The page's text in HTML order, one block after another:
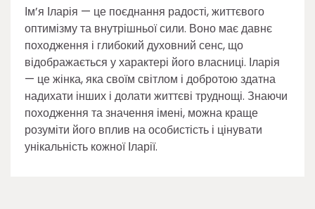
Ім’я Іларія — це поєднання радості, життєвого
оптимізму та внутрішньої сили. Воно має давнє
походження і глибокий духовний сенс, що
відображається у характері його власниці. Іларія
— це жінка, яка своїм світлом і добротою здатна
надихати інших і долати життєві труднощі. Знаючи
походження та значення імені, можна краще
розуміти його вплив на особистість і цінувати
унікальність кожної Іларії.